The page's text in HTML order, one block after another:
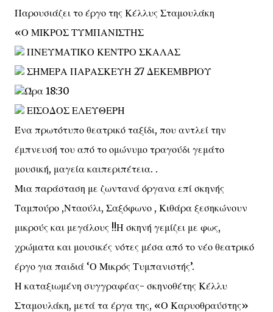
Παρουσιάζει το έργο της Κέλλυς Σταμουλάκη
«Ο ΜΙΚΡΟΣ ΤΥΜΠΑΝΙΣΤΗΣ
ΠΝΕΥΜΑΤΙΚΟ ΚΕΝΤΡΟ ΣΚΑΛΑΣ
ΣΗΜΕΡΑ ΠΑΡΑΣΚΕΥΗ 27 ΔΕΚΕΜΒΡΙΟΥ
Ώρα 18:30
ΕΙΣΟΔΟΣ ΕΛΕΥΘΕΡΗ
Ένα πρωτότυπο θεατρικό ταξίδι, που αντλεί την
έμπνευσή του από το ομώνυμο τραγούδι γεμάτο
μουσική, μαγεία καιπεριπέτεια. .
Μια παράσταση με ζωντανά όργανα επί σκηνής
Ταμπούρο ,Νταούλι, Σαξόφωνο , Κιθάρα ξεσηκώνουν
μικρούς και μεγάλους !!Η σκηνή γεμίζει με φως,
χρώματα και μουσικές νότες μέσα από το νέο θεατρικό
έργο για παιδιά ‘Ο Μικρός Τυμπανιστής’.
Η καταξιωμένη συγγραφέας- σκηνοθέτης Κέλλυ
Σταμουλάκη, μετά τα έργα της, «Ο Καρυοθραύστης»